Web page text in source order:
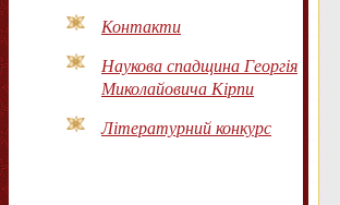
Контакти
Наукова спадщина Георгія
Миколайовича Кірпи
Літературний конкурс